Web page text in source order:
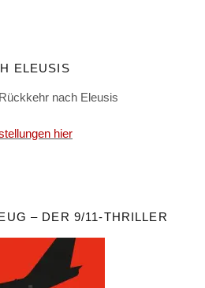
ELEUSIS
hier
– DER 9/11-THRILLER